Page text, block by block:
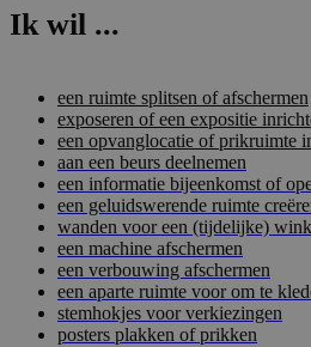
Ik wil ...
een ruimte splitsen of afschermen
exposeren of een expositie
een opvanglocatie of prikruimte
aan een beurs deelnemen
een informatie bijeenkomst of
een geluidswerende ruimte
wanden voor een (tijdelijke)
een machine afschermen
een verbouwing afschermen
een aparte ruimte voor om te
stemhokjes voor verkiezingen
posters plakken of prikken